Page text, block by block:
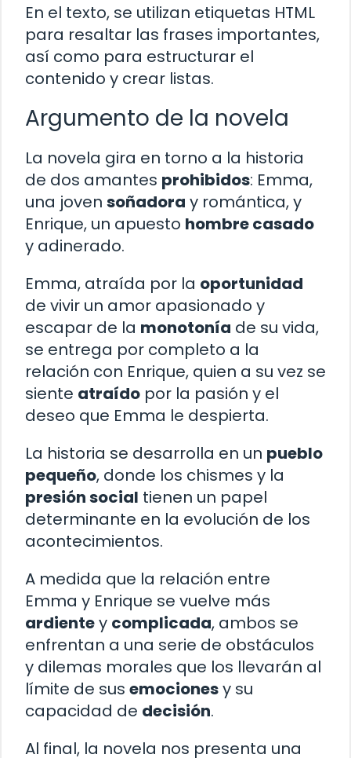
En el texto, se utilizan etiquetas HTML
para resaltar las frases importantes,
así como para estructurar el
contenido y crear listas.
Argumento de la novela
La novela gira en torno a la historia
de dos amantes prohibidos: Emma,
una joven soñadora y romántica, y
Enrique, un apuesto hombre casado
y adinerado.
Emma, atraída por la oportunidad
de vivir un amor apasionado y
escapar de la monotonía de su vida,
se entrega por completo a la
relación con Enrique, quien a su vez se
siente atraído por la pasión y el
deseo que Emma le despierta.
La historia se desarrolla en un pueblo
pequeño, donde los chismes y la
presión social tienen un papel
determinante en la evolución de los
acontecimientos.
A medida que la relación entre
Emma y Enrique se vuelve más
ardientey complicada, ambos se
enfrentan a una serie de obstáculos
y dilemas morales que los llevarán al
límite de sus emocionesy su
capacidad de decisión.
Al final, la novela nos presenta una